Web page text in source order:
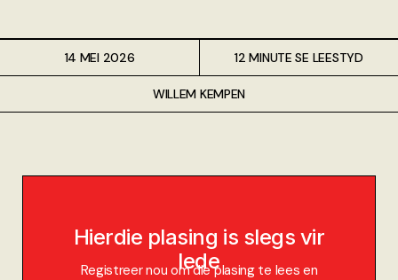
14 MEI 2026
WILLEM KEMPEN
12 MINUTE SE LEESTYD
Hierdie plasing is slegs vir
lede
Registreer nou om die plasing te lees en